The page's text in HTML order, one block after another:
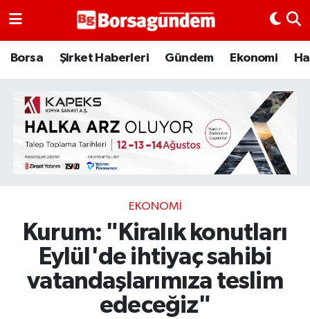
Borsa Şirket Haberleri Gündem Ekonomi
EKONOMI
Kurum: "Kiralık konutları
Eylül'de ihtiyaç sahibi
vatandaşlarımıza teslim
edeceğiz"
Borsa
Emtia
Galeri
Bitcoin
Şirket Haberleri
Borsa Gundem